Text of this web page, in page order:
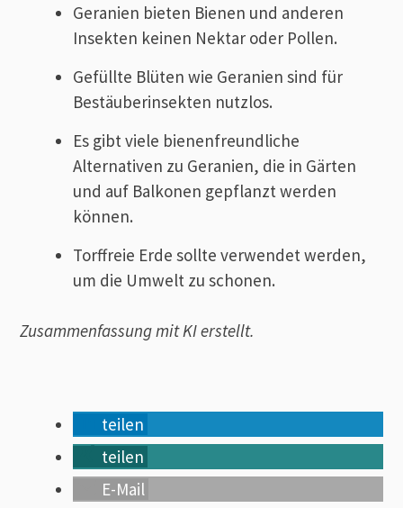
Geranien bieten Bienen und anderen
Insekten keinen Nektar oder Pollen.
Gefüllte Blüten wie Geranien sind für
Bestäuberinsekten nutzlos.
Es gibt viele bienenfreundliche
Alternativen zu Geranien, die in Gärten
und auf Balkonen gepflanzt werden
können.
Torffreie Erde sollte verwendet werden,
um die Umwelt zu schonen.
Zusammenfassung mit KI erstellt.
teilen
teilen
E-Mail